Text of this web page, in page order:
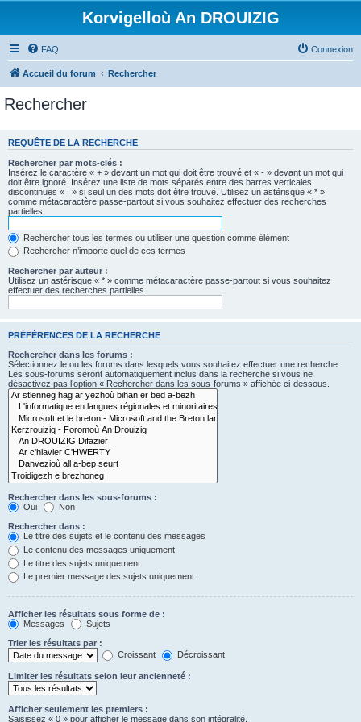
Korvigelloù An DROUIZIG
FAQ Connexion
Accueil du forum Rechercher
Rechercher
REQUÊTE DE LA RECHERCHE
Rechercher par mots-clés :
Insérez le caractère « + » devant un mot qui doit être trouvé et « - » devant un mot qui
doit être ignoré. Insérez une liste de mots séparés entre des barres verticales
discontinues « | » si seul un des mots doit être trouvé. Utilisez un astérisque « * »
comme métacaractère passe-partout si vous souhaitez effectuer des recherches
partielles.
Rechercher tous les termes ou utiliser une question comme élément
Rechercher n’importe quel de ces termes
Rechercher par auteur :
Utilisez un astérisque « * » comme métacaractère passe-partout si vous souhaitez
effectuer des recherches partielles.
PRÉFÉRENCES DE LA RECHERCHE
Rechercher dans les forums :
Sélectionnez le ou les forums dans lesquels vous souhaitez effectuer une recherche.
Les sous-forums seront automatiquement inclus dans la recherche si vous ne
désactivez pas l’option « Rechercher dans les sous-forums » affichée ci-dessous.
Rechercher dans les sous-forums :
Oui
Non
Rechercher dans :
Le titre des sujets et le contenu des messages
Le contenu des messages uniquement
Le titre des sujets uniquement
Le premier message des sujets uniquement
Afficher les résultats sous forme de :
Messages
Sujets
Trier les résultats par :
Croissant
Décroissant
Limiter les résultats selon leur ancienneté :
Afficher seulement les premiers :
Saisissez « 0 » pour afficher le message dans son intégralité.